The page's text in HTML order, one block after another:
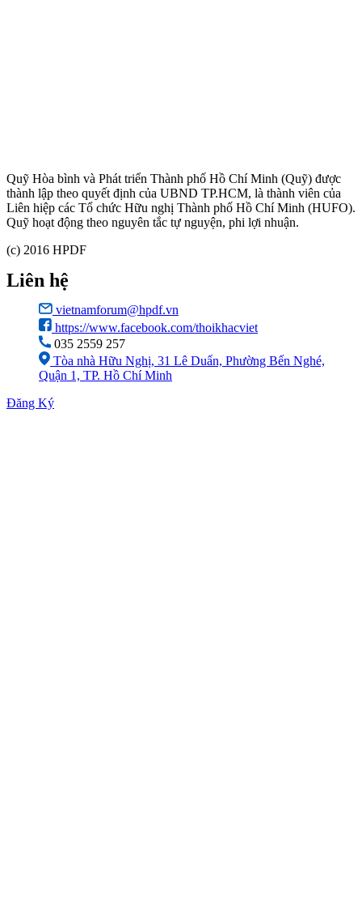
Quỹ Hòa bình và Phát triển Thành phố Hồ Chí Minh (Quỹ) được
thành lập theo quyết định của UBND TP.HCM, là thành viên của
Liên hiệp các Tổ chức Hữu nghị Thành phố Hồ Chí Minh (HUFO).
Quỹ hoạt động theo nguyên tắc tự nguyện, phi lợi nhuận.
(c) 2016 HPDF
Liên hệ
vietnamforum@hpdf.vn
https://www.facebook.com/thoikhacviet
035 2559 257
Tòa nhà Hữu Nghị, 31 Lê Duẩn, Phường Bến Nghé,
Quận 1, TP. Hồ Chí Minh
Đăng Ký